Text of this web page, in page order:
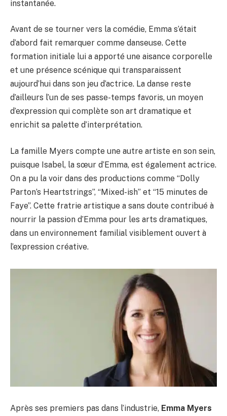
instantanée.
Avant de se tourner vers la comédie, Emma s’était
d’abord fait remarquer comme danseuse. Cette
formation initiale lui a apporté une aisance corporelle
et une présence scénique qui transparaissent
aujourd’hui dans son jeu d’actrice. La danse reste
d’ailleurs l’un de ses passe-temps favoris, un moyen
d’expression qui complète son art dramatique et
enrichit sa palette d’interprétation.
La famille Myers compte une autre artiste en son sein,
puisque Isabel, la sœur d’Emma, est également actrice.
On a pu la voir dans des productions comme “Dolly
Parton’s Heartstrings”, “Mixed-ish” et “15 minutes de
Faye”. Cette fratrie artistique a sans doute contribué à
nourrir la passion d’Emma pour les arts dramatiques,
dans un environnement familial visiblement ouvert à
l’expression créative.
Après ses premiers pas dans l’industrie, Emma Myers